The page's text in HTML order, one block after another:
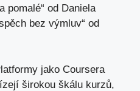
pomalé“ od Daniela
bez výmluv“ od⁣
jako Coursera
širokou škálu kurzů,